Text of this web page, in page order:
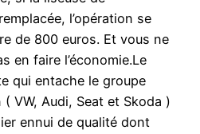
l’opération se
de 800 euros. Et vous ne
en faire l’économie.Le
qui entache le groupe
VW, Audi, Seat et Skoda )
ennui de qualité dont